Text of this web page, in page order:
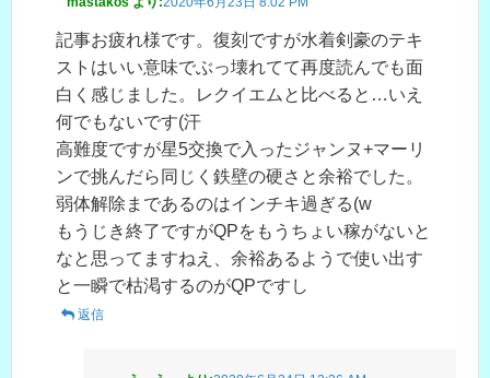
記事お疲れ様です。復刻ですが水着剣豪のテキ
ストはいい意味でぶっ壊れてて再度読んでも面
白く感じました。レクイエムと比べると…いえ
何でもないです(汗
高難度ですが星5交換で入ったジャンヌ+マーリ
ンで挑んだら同じく鉄壁の硬さと余裕でした。
弱体解除まであるのはインチキ過ぎる(w
もうじき終了ですがQPをもうちょい稼がないと
なと思ってますねえ、余裕あるようで使い出す
と一瞬で枯渇するのがQPですし
返信